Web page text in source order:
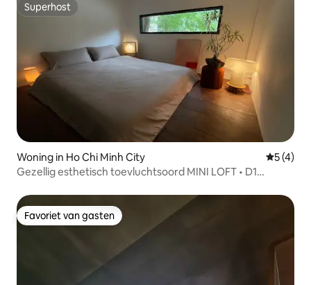
Superhost
Superhost
Woning in Ho Chi Minh City
5 (4)
Gezellig esthetisch toevluchtsoord MINI LOFT • D1
Favoriet van gasten
Favoriet van gasten